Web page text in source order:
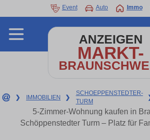
Event Auto Immo
ANZEIGEN
MARKT-
❯ IMMOBILIEN ❯
SCHOEPPENSTEDTER-
TURM
5-Zimmer-Wohnung kaufen in
Schöppenstedter Turm – Platz für